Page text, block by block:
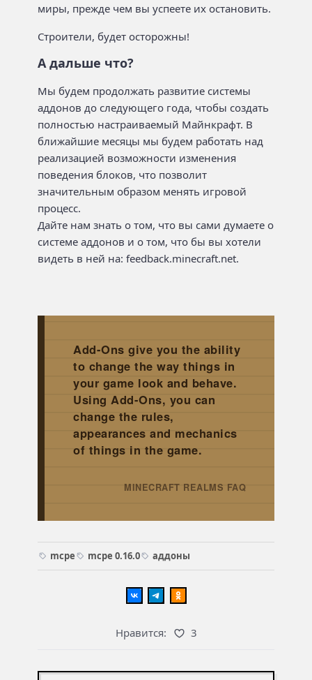
миры, прежде чем вы успеете их остановить.
Строители, будет осторожны!
А дальше что?
Мы будем продолжать развитие системы
аддонов до следующего года, чтобы создать
полностью настраиваемый Майнкрафт. В
ближайшие месяцы мы будем работать над
реализацией возможности изменения
поведения блоков, что позволит
значительным образом менять игровой
процесс.
Дайте нам знать о том, что вы сами думаете о
системе аддонов и о том, что бы вы хотели
видеть в ней на: feedback.minecraft.net.
Add-Ons give you the ability
to change the way things in
your game look and behave.
Using Add-Ons, you can
change the rules,
appearances and mechanics
of things in the game.
MINECRAFT REALMS FAQ
mcpe mcpe 0.16.0 аддоны
Нравится: 3